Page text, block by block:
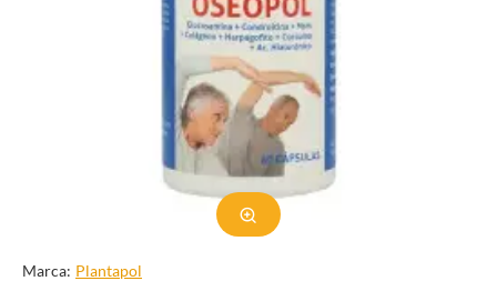
Marca: Plantapol